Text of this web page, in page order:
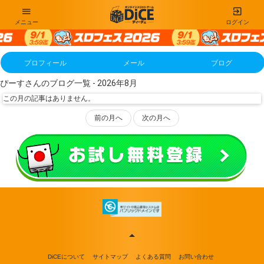
ログイン
メニュー
プロフィール メール ブログ
ぴーすさんのブログ一覧 - 2026年8月
この月の記事はありません。
前の月へ 次の月へ
DiCEについて サイトマップ よくある質問 お問い合わせ